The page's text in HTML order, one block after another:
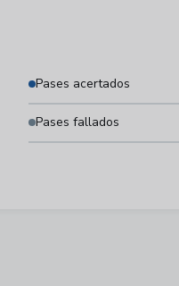
Pases acertados
Pases fallados